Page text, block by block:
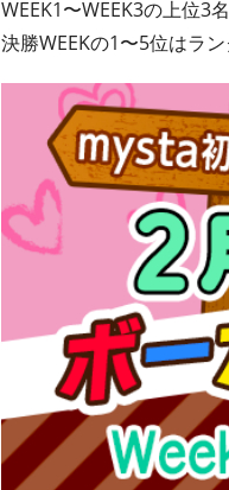
WEEK1〜WEEK3の上位3
決勝WEEKの1〜5位はラ